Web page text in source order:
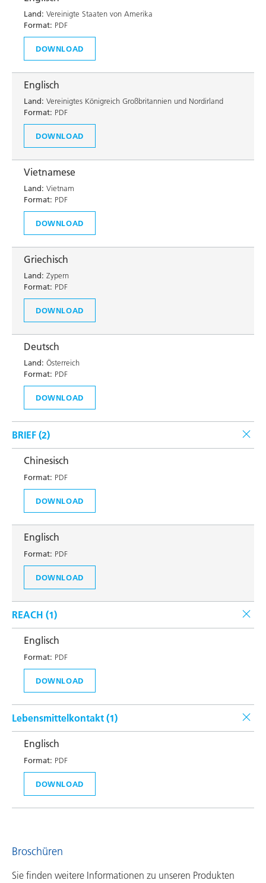
Land: Vereinigte Staaten von Amerika
Format: PDF
DOWNLOAD
Englisch
Land: Vereinigtes Königreich Großbritannien und Nordirland
Format: PDF
DOWNLOAD
Vietnamese
Land: Vietnam
Format: PDF
DOWNLOAD
Griechisch
Land: Zypern
Format: PDF
DOWNLOAD
Deutsch
Land: Österreich
Format: PDF
DOWNLOAD
BRIEF (2)
Chinesisch
Format: PDF
DOWNLOAD
Englisch
Format: PDF
DOWNLOAD
REACH (1)
Englisch
Format: PDF
DOWNLOAD
Lebensmittelkontakt (1)
Englisch
Format: PDF
DOWNLOAD
Broschüren
Sie finden weitere Informationen zu unseren Produkten